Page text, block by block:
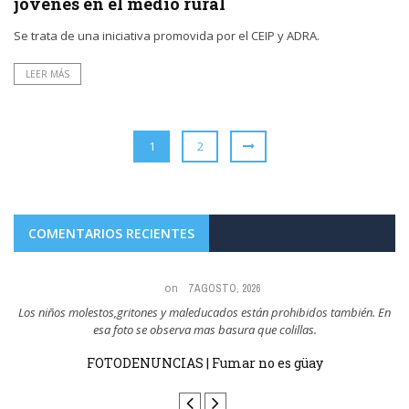
Se trata de una iniciativa promovida por el CEIP y ADRA.
LEER MÁS
1 2
COMENTARIOS RECIENTES
on 7 AGOSTO, 2026
Todo el mundo sabe quién tira las colillas al suelo y son los que ejemplo
tienen ...
FOTODENUNCIAS | Fumar no es güay